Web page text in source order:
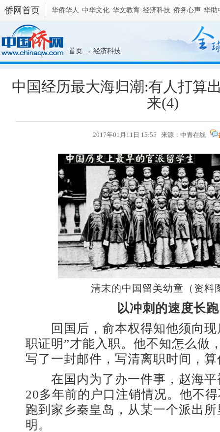
侨网首页 华侨华人 中华文化 华文教育 经济科技 侨务心声 华助
首页 → 经济科技
中国经历最大海归潮:有人打算
来(4)
2017年01月11日 15:55 来源：中青在线
清末的中国留美幼童（资料
以冲刺的速度长跑
回国后，俞本权得知他须向现
职证明”才能入职。他不知怎么做
写了一封邮件，写清离职时间，算
在国内为了办一件事，赵海平
20多年前的户口注销情况。他不
跑到家乡秦皇岛，从某一个派出
明。